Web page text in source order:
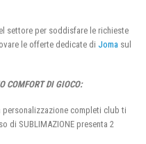
settore per soddisfare le richieste
le offerte dedicate di Joma sul
COMFORT DI GIOCO:
completi club ti
di SUBLIMAZIONE presenta 2